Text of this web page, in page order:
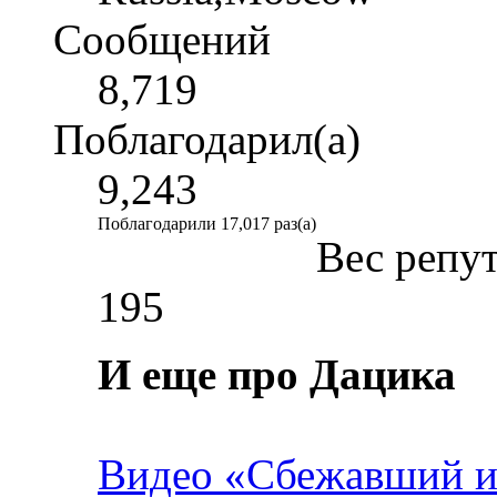
Сообщений
8,719
Поблагодарил(а)
9,243
Поблагодарили 17,017 раз(а)
Вес
195
И еще про Дацика
Видео «Сбежавший